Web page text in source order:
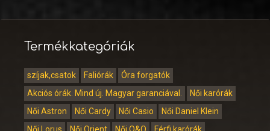
Termékkategóriák
szíjak,csatok Faliórák
Óra forgatók
Akciós órák. Mind új. Magyar garanciával.
Női karórák
Női Astron
Női Cardy Női Casio
Női Daniel Klein
Női Lorus
Női Orient Női Q&Q
Férfi karórák